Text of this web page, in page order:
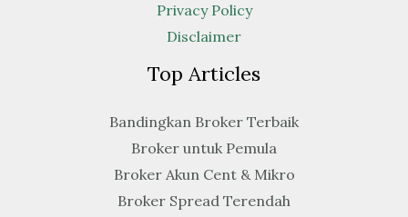
Privacy Policy
Disclaimer
Top Articles
Bandingkan Broker Terbaik
Broker untuk Pemula
Broker Akun Cent & Mikro
Broker Spread Terendah